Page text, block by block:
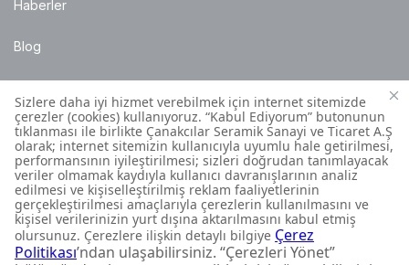
Haberler
Blog
Satış Noktaları
Montaj Bilgileri
Müşteri İletişim Merkezi